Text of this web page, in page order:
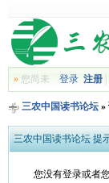
»您尚未 登录 注册|
三农中国读书论坛»
三农中国读书论坛 提
您没有登录或者